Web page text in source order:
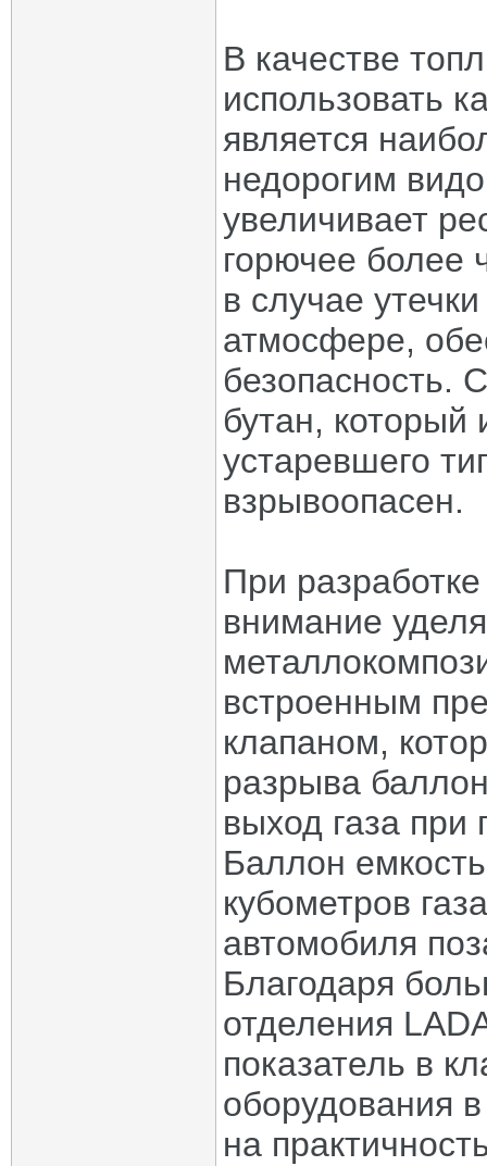
В качестве
использовать
является
недорогим
увеличивает
горючее более
в случае
атмосфере,
безопасность.
бутан, который
устаревшего
взрывоопасен.
При
внимание
встроенным
клапаном,
разрыва
выход газа при
Баллон
кубометров
автомобиля
Благодаря
отделения
показатель в
оборудования
на